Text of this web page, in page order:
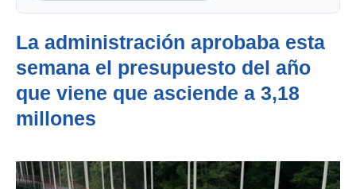
La administración aprobaba esta
semana el presupuesto del año
que viene que asciende a 3,18
millones